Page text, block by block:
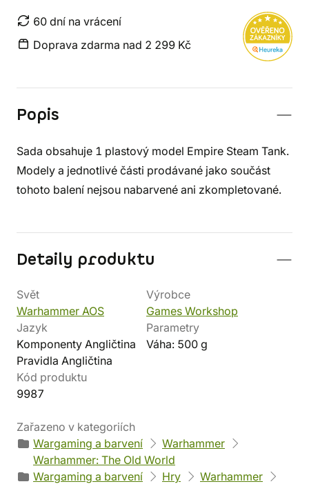
60 dní na vrácení
Doprava zdarma nad 2 299 Kč
Popis
Sada obsahuje 1 plastový model Empire Steam Tank.
Modely a jednotlivé části prodávané jako součást
tohoto balení nejsou nabarvené ani zkompletované.
Detaily produktu
Svět
Warhammer AOS
Výrobce
Games Workshop
Jazyk
Komponenty Angličtina
Pravidla Angličtina
Parametry
Váha: 500 g
Kód produktu
9987
Zařazeno v kategoriích
Wargaming a barvení
Warhammer
Warhammer: The Old World
Wargaming a barvení
Hry
Warhammer